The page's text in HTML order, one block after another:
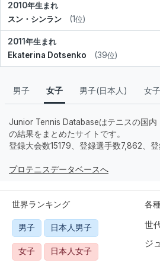
2010年生まれ
スン・シンラン (1位)
2011年生まれ
Ekaterina Dotsenko (39位)
男子 女子 男子(日本人) 女
Junior Tennis Databaseはテニスの国内
の結果をまとめたサイトです。
登録大会数15179、登録選手数7,862、
プロテニスデータベースへ
世界ランキング
男子 日本人男子
女子 日本人女子
各
世
ジ